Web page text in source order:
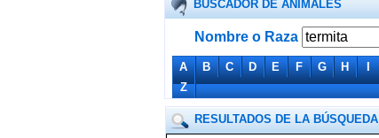
BUSCADOR DE ANIMALES
Nombre o Raza
A B C D E F G H I
Z
RESULTADOS DE LA BÚSQUEDA